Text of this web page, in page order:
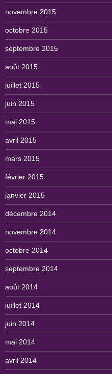
novembre 2015
octobre 2015
septembre 2015
août 2015
juillet 2015
juin 2015
mai 2015
avril 2015
mars 2015
février 2015
janvier 2015
décembre 2014
novembre 2014
octobre 2014
septembre 2014
août 2014
juillet 2014
juin 2014
mai 2014
avril 2014